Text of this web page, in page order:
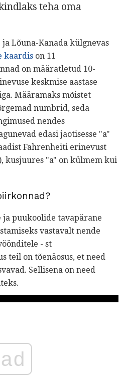
teha oma
Lõuna-Kanada külgnevas
kaardis on 11
on määratletud 10-
keskmise aastase
Määramaks mõistet
numbrid, seda
nendes
edasi jaotisesse "a"
Fahrenheiti erinevust
kusjuures "a" on külmem kui
ja puukoolide tavapärane
vastavalt nende
- st
teil on tõenäosus, et need
Sellisena on need
ad